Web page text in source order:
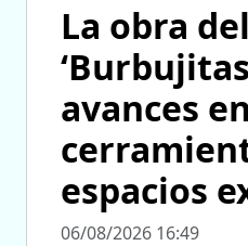
La obra
avances
espacios
06/08/2026 16:49